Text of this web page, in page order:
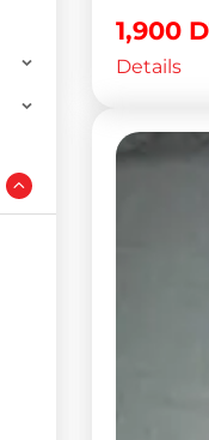
1,900
Details